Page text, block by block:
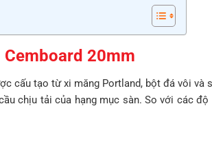
Cemboard 20mm
cấu tạo từ xi măng Portland, bột đá vôi và
chịu tải của hạng mục sàn. So với các